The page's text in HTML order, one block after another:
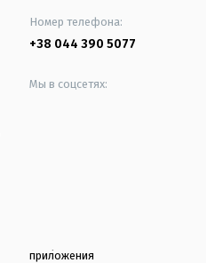
Номер телефона:
+38 044 390 5077
Мы в соцсетях:
приложения